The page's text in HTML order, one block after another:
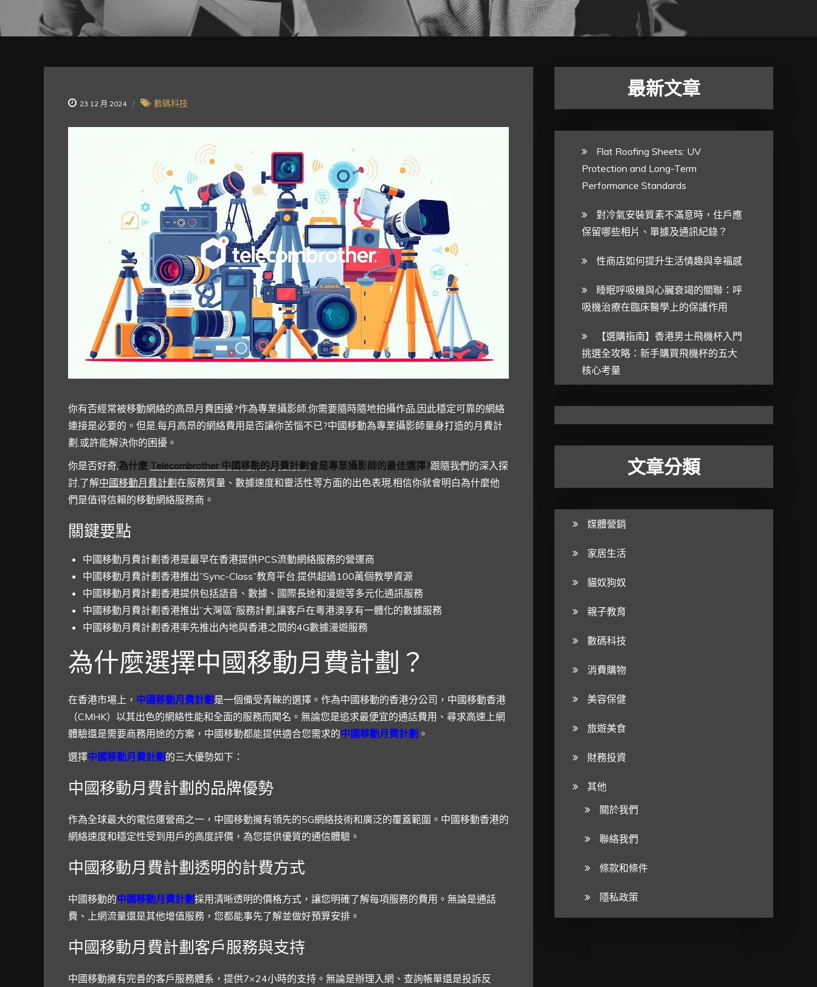
23 12 月 2024 數碼科技
你有否經常被移動網絡的高昂月費困擾?作為專業攝影師,你需要隨時隨地拍攝作品,因此穩定可靠的網絡
連接是必要的。但是,每月高昂的網絡費用是否讓你苦惱不已?中國移動為專業攝影師量身打造的月費計
劃,或許能解決你的困擾。
你是否好奇,為什麼 Telecombrother 中國移動的月費計劃 會是專業攝影師的最佳選擇?跟隨我們的深入探
討,了解中國移動月費計劃 在服務質量、數據速度和靈活性等方面的出色表現,相信你就會明白為什麼他
們是值得信賴的移動網絡服務商。
關鍵要點
中國移動月費計劃香港是最早在香港提供PCS流動網絡服務的營運商
中國移動月費計劃香港推出”Sync-Class”教育平台,提供超過100萬個教學資源
中國移動月費計劃香港提供包括語音、數據、國際長途和漫遊等多元化通訊服務
中國移動月費計劃香港推出”大灣區”服務計劃,讓客戶在粵港澳享有一體化的數據服務
中國移動月費計劃香港率先推出內地與香港之間的4G數據漫遊服務
為什麼選擇中國移動月費計劃？
在香港市場上， 中國移動月費計劃 是一個備受青睞的選擇。作為中國移動的香港分公司，中國移動香港
（CMHK）以其出色的網絡性能和全面的服務而聞名。無論您是追求最便宜的通話費用、尋求高速上網
體驗還是需要商務用途的方案，中國移動都能提供適合您需求的中國移動月費計劃 。
選擇中國移動月費計劃 的三大優勢如下：
中國移動月費計劃的品牌優勢
作為全球最大的電信運營商之一，中國移動擁有領先的5G網絡技術和廣泛的覆蓋範圍。中國移動香港的
網絡速度和穩定性受到用戶的高度評價，為您提供優質的通信體驗。
中國移動月費計劃透明的計費方式
中國移動的中國移動月費計劃採用清晰透明的價格方式，讓您明確了解每項服務的費用。無論是通話
費、上網流量還是其他增值服務，您都能事先了解並做好預算安排。
中國移動月費計劃客戶服務與支持
中國移動擁有完善的客戶服務體系，提供7×24小時的支持。無論是辦理入網、查詢帳單還是投訴反
最新文章
Flat Roofing Sheets: UV
Protection and Long-Term
Performance Standards
對冷氣安裝質素不滿意時，住戶應
保留哪些相片、單據及通訊紀錄？
性商店如何提升生活情趣與幸福感
睡眠呼吸機與心臟衰竭的關聯：呼
吸機治療在臨床醫學上的保護作用
【選購指南】香港男士飛機杯入門
挑選全攻略：新手購買飛機杯的五大
核心考量
文章分類
媒體營銷
家居生活
貓奴狗奴
親子教育
數碼科技
消費購物
美容保健
旅遊美食
財務投資
其他
關於我們
聯絡我們
條款和條件
隱私政策